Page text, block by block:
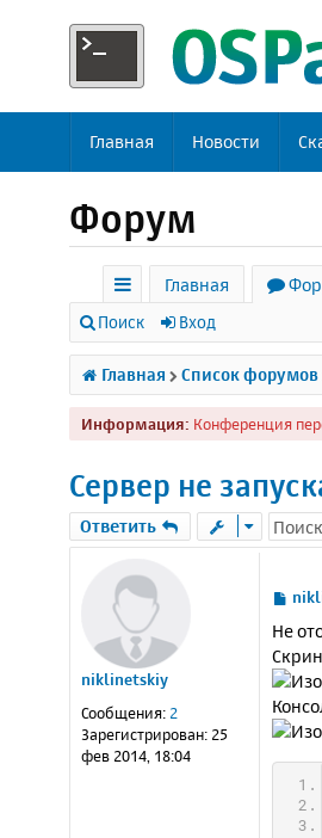
Главная Новости
Форум
с
ы
л
к
Главная
Поиск Вход
Главная Список форумов
Информация: Конференция
Сервер не
Ответить
niklinetskiy
Сообщения: 2
Зарегистрирован: 25
фев 2014, 18:04
С
о
б
щ
е
н
е
Не